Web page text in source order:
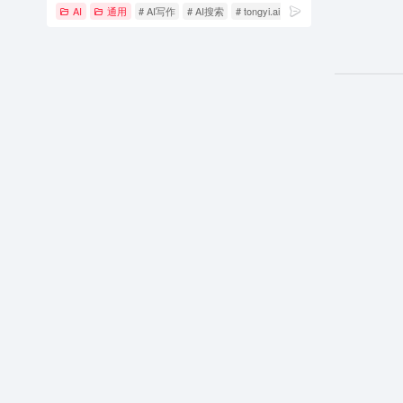
AI 通用 # AI写作 # AI搜索 # tongyi.ai